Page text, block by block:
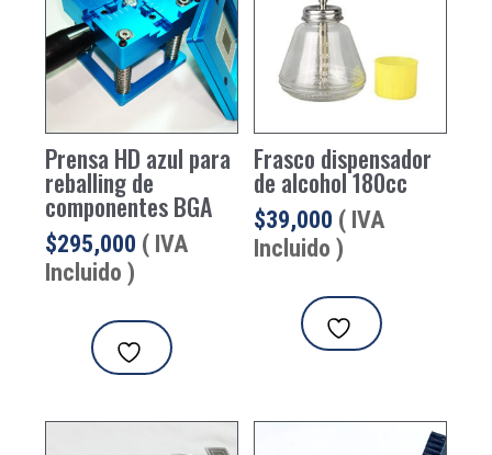
Prensa HD azul para
reballing de
componentes BGA
$295,000 ( IVA
Incluido )
Frasco dispensador
de alcohol 180cc
$39,000 ( IVA
Incluido )